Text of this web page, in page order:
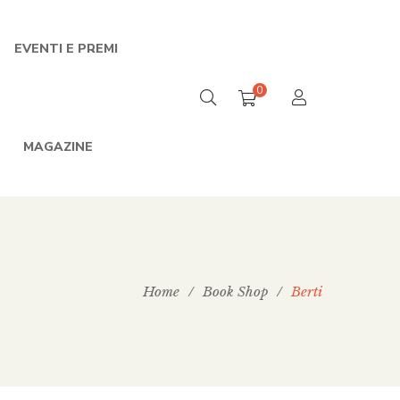
EVENTI E PREMI
MAGAZINE
0
Home / Book Shop / Berti